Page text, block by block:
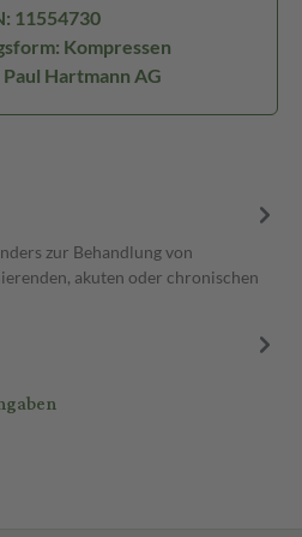
11554730
Kompressen
Hartmann AG
zur Behandlung von
akuten oder chronischen